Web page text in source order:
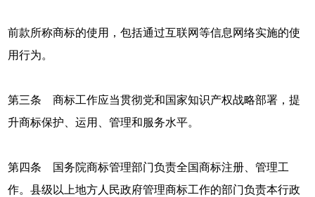
前款所称商标的使用，包括通过互联网等信息网络实施的使
用行为。
第三条 商标工作应当贯彻党和国家知识产权战略部署，提
升商标保护、运用、管理和服务水平。
第四条 国务院商标管理部门负责全国商标注册、管理工
作。县级以上地方人民政府管理商标工作的部门负责本行政